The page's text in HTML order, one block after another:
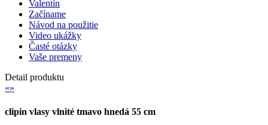
Valentín
Začíname
Návod na použitie
Video ukážky
Časté otázky
Vaše premeny
Detail produktu
«»
clipin vlasy vlnité tmavo hnedá 55 cm